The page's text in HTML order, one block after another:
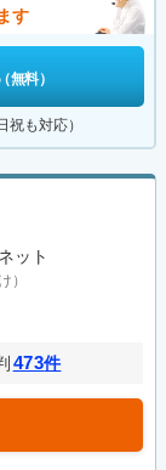
す
無料）
も対応）
ット
）
473件